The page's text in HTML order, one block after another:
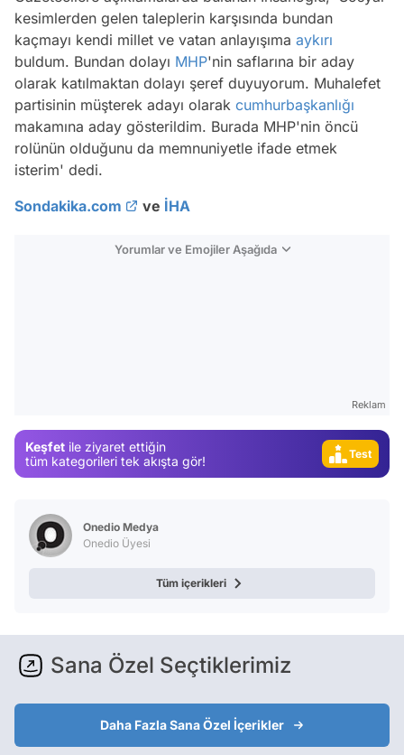
kesimlerden gelen taleplerin karşısında bundan
kaçmayı kendi millet ve vatan anlayışıma aykırı
buldum. Bundan dolayı MHP'nin saflarına bir aday
olarak katılmaktan dolayı şeref duyuyorum. Muhalefet
partisinin müşterek adayı olarak cumhurbaşkanlığı
makamına aday gösterildim. Burada MHP'nin öncü
rolünün olduğunu da memnuniyetle ifade etmek
isterim' dedi.
Sondakika.com
ve İHA
Yorumlar ve Emojiler Aşağıda
Reklam
Keşfet ile ziyaret ettiğin
tüm kategorileri tek akışta gör!
Test
Onedio Medya
Onedio Üyesi
Tüm içerikleri
Sana Özel Seçtiklerimiz
Daha Fazla Sana Özel İçerikler